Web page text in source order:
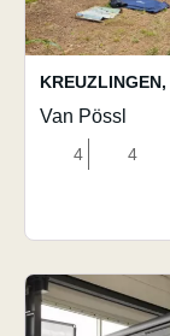
KREUZLINGEN,
Van Pössl
4 4